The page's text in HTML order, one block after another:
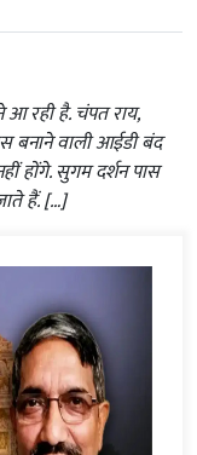
रही है. चंपत राय,
बनाने वाली आईडी बंद
होंगे. सुगम दर्शन पास
हैं. […]